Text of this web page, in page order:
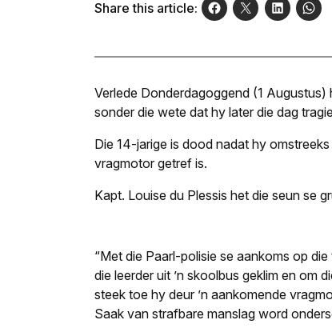
Share this article:
Verlede Donderdagoggend (1
sonder die wete dat hy later die dag
Die 14-jarige is dood nadat hy
vragmotor getref is.
Kapt. Louise du Plessis het die seun se
“Met die Paarl-polisie se aankoms op
die leerder uit ’n skoolbus geklim en om
steek toe hy deur ’n aankomende
Saak van strafbare manslag word